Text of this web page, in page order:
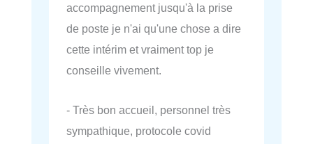
accompagnement jusqu'à la prise
de poste je n'ai qu'une chose a dire
cette intérim et vraiment top je
conseille vivement.
- Très bon accueil, personnel très
sympathique, protocole covid